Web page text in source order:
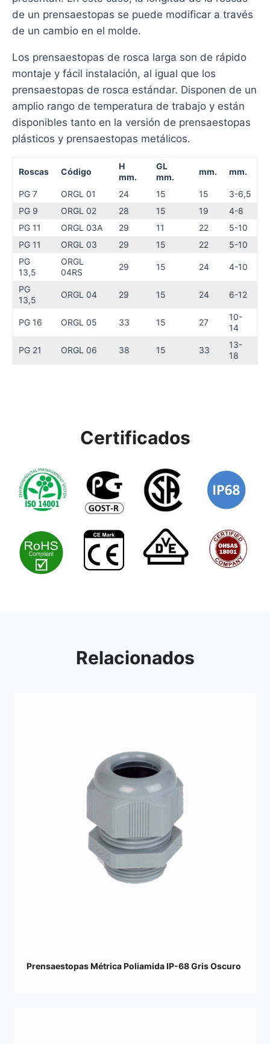
de un prensaestopas se puede modificar a través
de un cambio en el molde.
Los prensaestopas de rosca larga son de rápido
montaje y fácil instalación, al igual que los
prensaestopas de rosca estándar. Disponen de un
amplio rango de temperatura de trabajo y están
disponibles tanto en la versión de prensaestopas
plásticos y prensaestopas metálicos.
Roscas Código
H
mm.
GL
mm.
mm. mm.
PG 7 ORGL 01 24 15 15
3-6,5
PG 9
ORGL 02 28 15 19
4-8
PG 11
ORGL 03A 29 11 22
5-10
PG 11
ORGL 03 29 15 22
5-10
PG
13,5
ORGL
04RS
29 15 24 4-10
PG
13,5
ORGL 04 29 15 24 6-12
PG 16 ORGL 05 33 15 27
10-
14
PG 21 ORGL 06 38 15 33
13-
18
Certificados
Relacionados
Prensaestopas Métrica Poliamida IP-68 Gris Oscuro